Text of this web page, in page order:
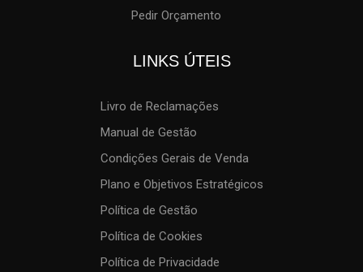
Pedir Orçamento
LINKS ÚTEIS
Livro de Reclamações
Manual de Gestão
Condições Gerais de Venda
Plano e Objetivos Estratégicos
Política de Gestão
Política de Cookies
Política de Privacidade